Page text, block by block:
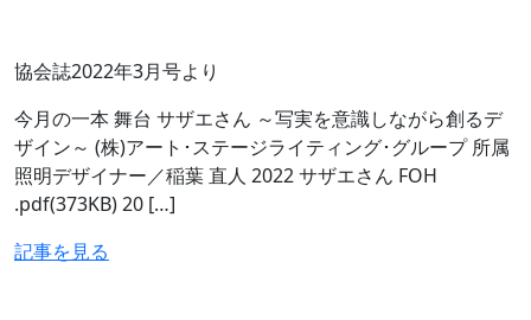
協会誌2022年3月号より
今月の一本 舞台 サザエさん ～写実を意識しながら創るデ
ザイン～ (株)アート･ステージライティング･グループ 所属
照明デザイナー／稲葉 直人 2022 サザエさん FOH
.pdf(373KB) 20 […]
記事を見る